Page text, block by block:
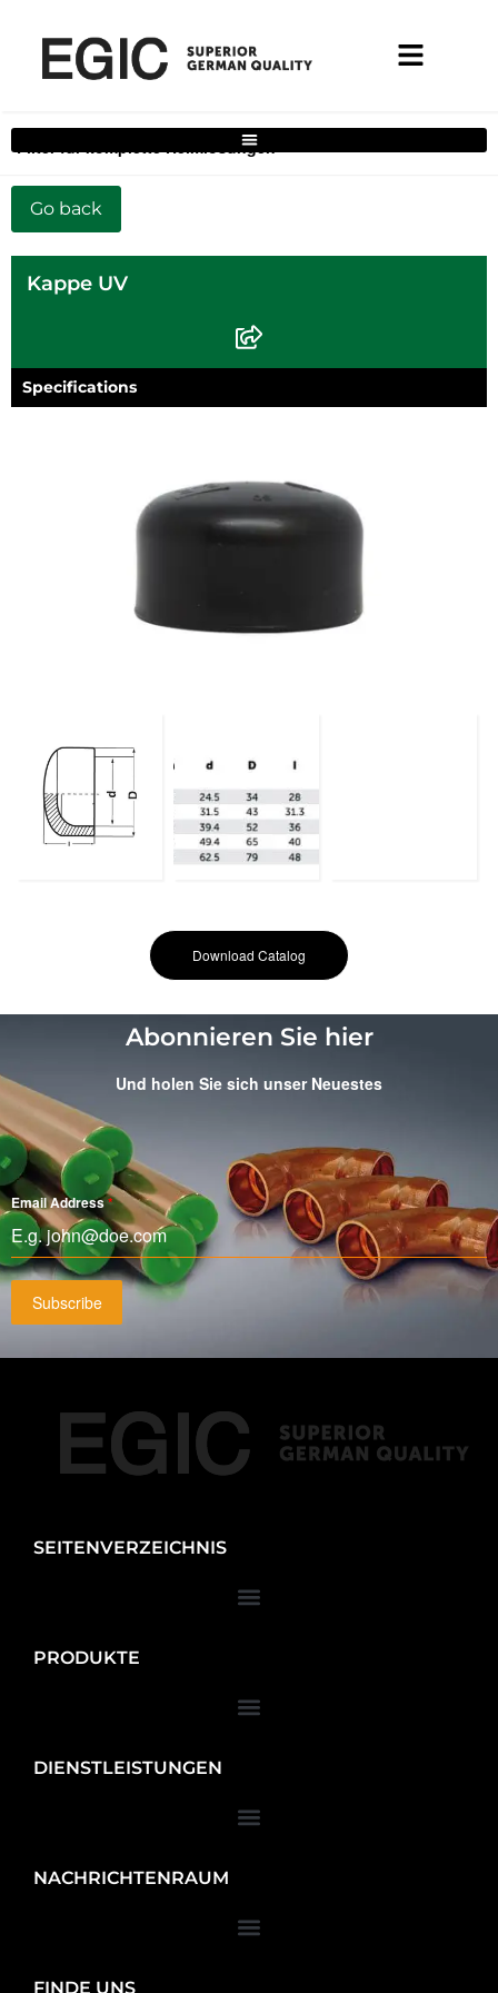
Filter für komplette Heimlösungen
Kappe UV
Specifications
Download Catalog
Abonnieren Sie hier
Und holen Sie sich unser Neuestes
Email Address*
Subscribe
SEITENVERZEICHNIS
PRODUKTE
DIENSTLEISTUNGEN
NACHRICHTENRAUM
FINDE UNS